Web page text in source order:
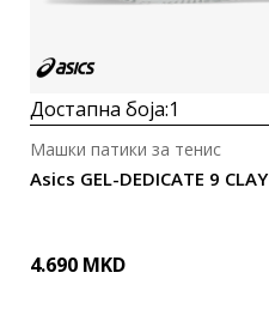
Достапна боја:1
Asics GEL-DEDICATE 9 CLAY
Машки патики за тенис
4.690 MKD